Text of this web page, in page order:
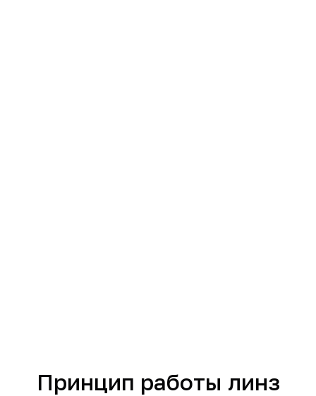
Принцип работы линз